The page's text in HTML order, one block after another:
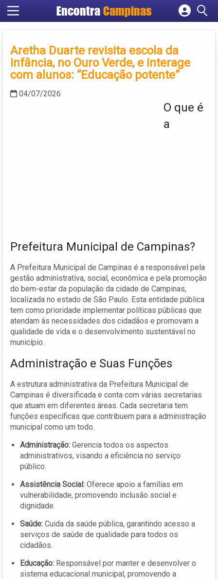
Encontra Campinas
Cadastrar empresa
Criar conta
Aretha Duarte revisita escola da
infância, no Ouro Verde, e interage
com alunos: “Educação potente”
04/07/2026
O que é
a
Prefeitura Municipal de Campinas?
A Prefeitura Municipal de Campinas é a responsável pela
gestão administrativa, social, econômica e pela promoção
do bem-estar da população da cidade de Campinas,
localizada no estado de São Paulo. Esta entidade pública
tem como prioridade implementar políticas públicas que
atendam às necessidades dos cidadãos e promovam a
qualidade de vida e o desenvolvimento sustentável no
município.
Administração e Suas Funções
A estrutura administrativa da Prefeitura Municipal de
Campinas é diversificada e conta com várias secretarias
que atuam em diferentes áreas. Cada secretaria tem
funções específicas que contribuem para a administração
municipal como um todo.
Administração: Gerencia todos os aspectos
administrativos, visando a eficiência no serviço
público.
Assistência Social: Oferece apoio a famílias em
vulnerabilidade, promovendo inclusão social e
dignidade.
Saúde: Cuida da saúde pública, garantindo acesso a
serviços de saúde de qualidade para todos os
cidadãos.
Educação: Responsável por manter e desenvolver o
sistema educacional municipal, promovendo a